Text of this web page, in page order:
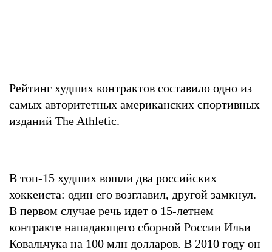
Рейтинг худших контрактов составило одно из
самых авторитетных американских спортивных
изданий The Athletic.
В топ-15 худших вошли два российских
хоккеиста: один его возглавил, другой замкнул.
В первом случае речь идет о 15-летнем
контракте нападающего сборной России Ильи
Ковальчука на 100 млн долларов. В 2010 году он